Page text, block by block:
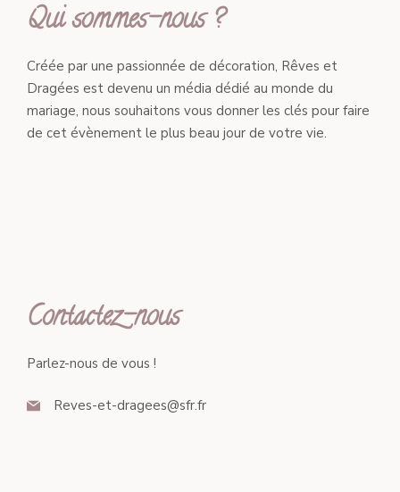
Qui sommes-nous ?
Créée par une passionnée de décoration, Rêves et
Dragées est devenu un média dédié au monde du
mariage, nous souhaitons vous donner les clés pour faire
de cet évènement le plus beau jour de votre vie.
Contactez-nous
Parlez-nous de vous !
Reves-et-dragees@sfr.fr